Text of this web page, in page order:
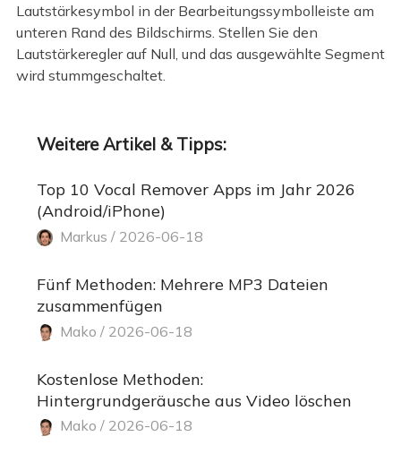
Lautstärkesymbol in der Bearbeitungssymbolleiste am
unteren Rand des Bildschirms. Stellen Sie den
Lautstärkeregler auf Null, und das ausgewählte Segment
wird stummgeschaltet.
Weitere Artikel & Tipps:
Top 10 Vocal Remover Apps im Jahr 2026
(Android/iPhone)
Markus / 2026-06-18
Fünf Methoden: Mehrere MP3 Dateien
zusammenfügen
Mako / 2026-06-18
Kostenlose Methoden:
Hintergrundgeräusche aus Video löschen
Mako / 2026-06-18